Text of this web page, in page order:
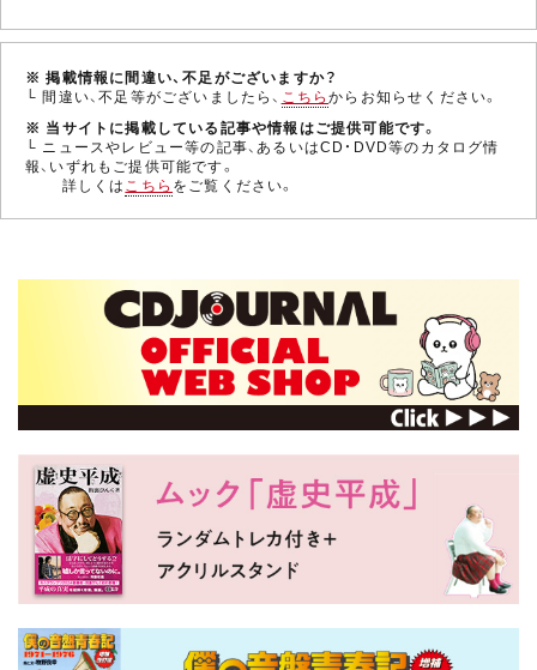
※ 掲載情報に間違い、不足がございますか？
└ 間違い、不足等がございましたら、 こちらからお知らせください。
※ 当サイトに掲載している記事や情報はご提供可能です。
└ ニュースやレビュー等の記事、あるいはCD・DVD等のカタログ情
報、いずれもご提供可能です。
詳しくはこちら をご覧ください。